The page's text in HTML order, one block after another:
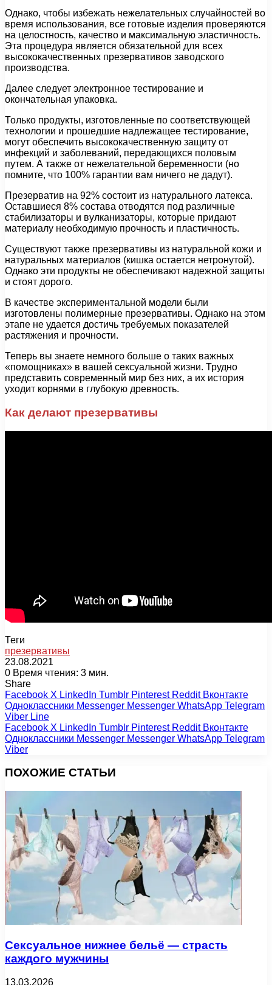
Однако, чтобы избежать нежелательных случайностей во
время использования, все готовые изделия проверяются
на целостность, качество и максимальную эластичность.
Эта процедура является обязательной для всех
высококачественных презервативов заводского
производства.
Далее следует электронное тестирование и
окончательная упаковка.
Только продукты, изготовленные по соответствующей
технологии и прошедшие надлежащее тестирование,
могут обеспечить высококачественную защиту от
инфекций и заболеваний, передающихся половым
путем. А также от нежелательной беременности (но
помните, что 100% гарантии вам ничего не дадут).
Презерватив на 92% состоит из натурального латекса.
Оставшиеся 8% состава отводятся под различные
стабилизаторы и вулканизаторы, которые придают
материалу необходимую прочность и пластичность.
Существуют также презервативы из натуральной кожи и
натуральных материалов (кишка остается нетронутой).
Однако эти продукты не обеспечивают надежной защиты
и стоят дорого.
В качестве экспериментальной модели были
изготовлены полимерные презервативы. Однако на этом
этапе не удается достичь требуемых показателей
растяжения и прочности.
Теперь вы знаете немного больше о таких важных
«помощниках» в вашей сексуальной жизни. Трудно
представить современный мир без них, а их история
уходит корнями в глубокую древность.
Как делают презервативы
Теги
презервативы
23.08.2021
0 Время чтения: 3 мин.
Share
Facebook X LinkedIn Tumblr Pinterest Reddit Вконтакте
Одноклассники Messenger Messenger WhatsApp Telegram
Viber Line
Facebook X LinkedIn Tumblr Pinterest Reddit Вконтакте
Одноклассники Messenger Messenger WhatsApp Telegram
Viber
ПОХОЖИЕ СТАТЬИ
Сексуальное нижнее бельё — страсть
каждого мужчины
13.03.2026